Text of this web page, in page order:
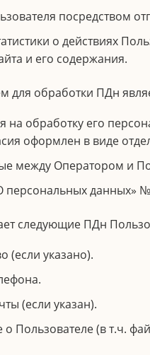
посредством
о действиях
и его содержания.
для обработки ПДн
на обработку его
оформлен в виде
между Оператором и
персональных данных»
следующие ПДн
(если указано).
(если указан).
Пользователе (в т.ч.